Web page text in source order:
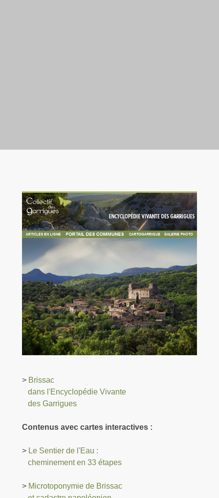
> Brissac
dans l'Encyclopédie Vivante
des Garrigues
Contenus avec cartes interactives :
> Le Sentier de l'Eau :
cheminement en 33 étapes
> Microtoponymie de Brissac